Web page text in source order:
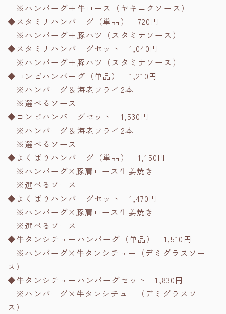
※ハンバーグ＋牛ロース（ヤキニクソース）
◆スタミナハンバーグ（単品） 720円
※ハンバーグ＋豚ハツ（スタミナソース）
◆スタミナハンバーグセット 1,040円
※ハンバーグ＋豚ハツ（スタミナソース）
◆コンビハンバーグ（単品） 1,210円
※ハンバーグ＆海老フライ2本
※選べるソース
◆コンビハンバーグセット 1,530円
※ハンバーグ＆海老フライ2本
※選べるソース
◆よくばりハンバーグ（単品） 1,150円
※ハンバーグ×豚肩ロース生姜焼き
※選べるソース
◆よくばりハンバーグセット 1,470円
※ハンバーグ×豚肩ロース生姜焼き
※選べるソース
◆牛タンシチューハンバーグ（単品） 1,510円
※ハンバーグ×牛タンシチュー（デミグラスソー
ス）
◆牛タンシチューハンバーグセット 1,830円
※ハンバーグ×牛タンシチュー（デミグラスソー
ス）